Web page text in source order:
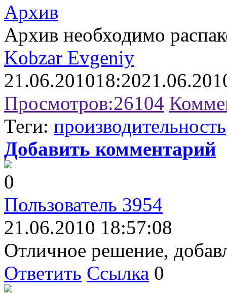
Архив
Архив необходимо
Kobzar Evgeniy
21.06.201018:20
Просмотров:26104
Теги: производительность
Добавить комментарий
0
Пользователь 3954
21.06.2010 18:57:08
Отличное решение,
Ответить Ссылка 0